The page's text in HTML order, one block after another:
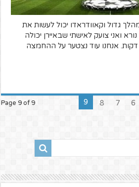
גדול וקאוודראדו יכול לעשות את
ואני צועק לאישתי שבאיירן יכולה
להבקיע 5 שערים ב-10 דקות. אנחנו עוד נצטער על ההחמצה
Page 9 of 9 6
7
8
9